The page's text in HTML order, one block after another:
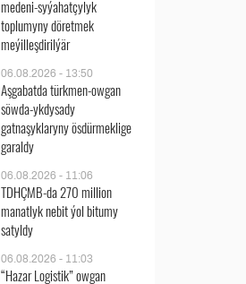
medeni-syýahatçylyk
toplumyny döretmek
meýilleşdirilýär
06.08.2026 - 13:50
Aşgabatda türkmen-owgan
söwda-ykdysady
gatnaşyklaryny ösdürmeklige
garaldy
06.08.2026 - 11:06
TDHÇMB-da 270 million
manatlyk nebit ýol bitumy
satyldy
06.08.2026 - 11:03
“Hazar Logistik” owgan